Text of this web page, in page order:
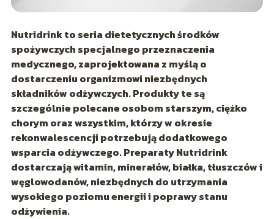
Nutridrink to seria dietetycznych środków
spożywczych specjalnego przeznaczenia
medycznego, zaprojektowana z myślą o
dostarczeniu organizmowi niezbędnych
składników odżywczych. Produkty te są
szczególnie polecane osobom starszym, ciężko
chorym orazwszystkim, którzy w okresie
rekonwalescencji potrzebują dodatkowego
wsparcia odżywczego. Preparaty Nutridrink
dostarczają witamin, minerałów, białka, tłuszczów i
węglowodanów, niezbędnych do utrzymania
wysokiego poziomu energii i poprawy stanu
odżywienia.